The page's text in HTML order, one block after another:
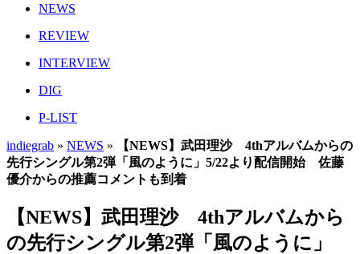
NEWS
REVIEW
INTERVIEW
DIG
P-LIST
indiegrab » NEWS »
【NEWS】武田理沙 4thアルバムからの
先行シングル第2弾「風のように」5/22より配信開始 佐藤
優介からの推薦コメントも到着
【NEWS】武田理沙 4thアルバムから
の先行シングル第2弾「風のように」